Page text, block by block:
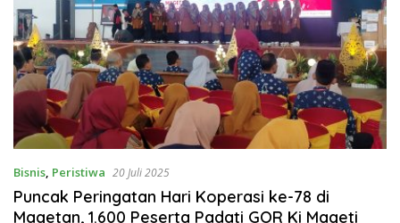
Bisnis, Peristiwa 20 Juli 2025
Puncak Peringatan Hari Koperasi ke-78 di
Magetan, 1.600 Peserta Padati GOR Ki Mageti